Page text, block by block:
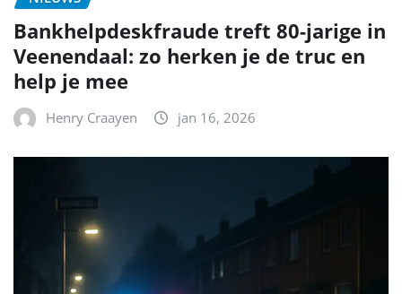
Bankhelpdeskfraude treft 80-jarige in
Veenendaal: zo herken je de truc en
help je mee
Henry Craayen jan 16, 2026